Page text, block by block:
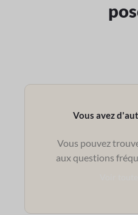
Vous avez
Vous pouvez
aux questions